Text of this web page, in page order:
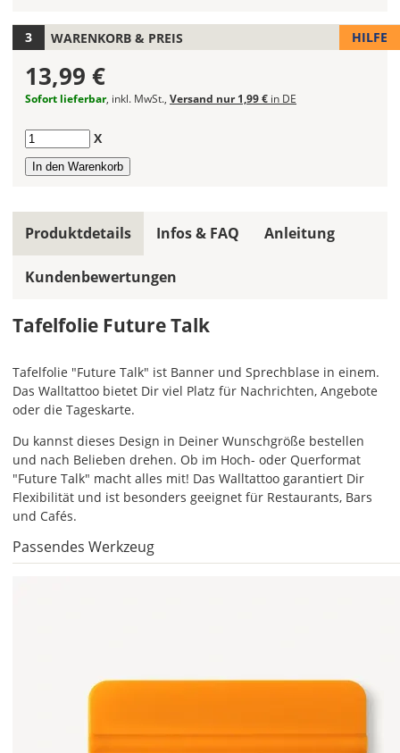
Farbe
"Schwarz"
ist
der
und
wird
Hier
kannst
Du
Deiner
festlegen.
Die
jeweils
voreingestellte
Größe
zeigt
die
erforderliche
Soll
WARENKORB & PREIS HILFE
13,99 €
Sofort lieferbar, inkl. MwSt., Versand nur 1,99 € in DE
Anzahl X
Produktdetails
Tafelfolie Future Talk
Passendes Werkzeug
Tafelfolie "Future Talk" ist Banner und Sprechblase in einem.
Das Walltattoo bietet Dir viel Platz für Nachrichten, Angebote
oder die Tageskarte.
Du kannst dieses Design in Deiner Wunschgröße bestellen
und nach Belieben drehen. Ob im Hoch- oder Querformat
"Future Talk" macht alles mit! Das Walltattoo garantiert Dir
Flexibilität und ist besonders geeignet für Restaurants, Bars
und Cafés.
Infos & FAQ Anleitung
Kundenbewertungen